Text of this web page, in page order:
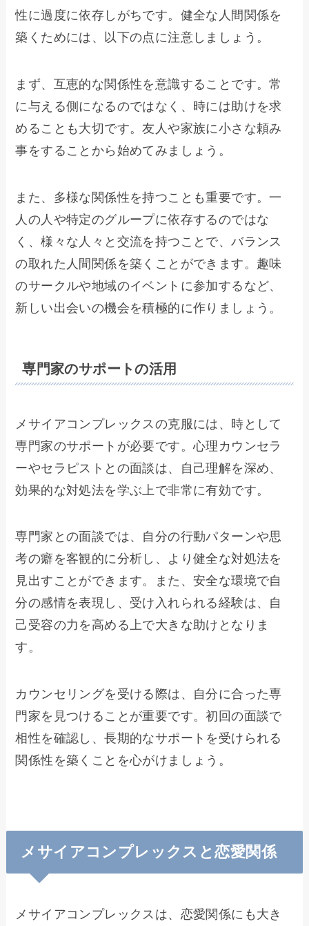
性に過度に依存しがちです。健全な人間関係を
築くためには、以下の点に注意しましょう。
まず、互恵的な関係性を意識することです。常
に与える側になるのではなく、時には助けを求
めることも大切です。友人や家族に小さな頼み
事をすることから始めてみましょう。
また、多様な関係性を持つことも重要です。一
人の人や特定のグループに依存するのではな
く、様々な人々と交流を持つことで、バランス
の取れた人間関係を築くことができます。趣味
のサークルや地域のイベントに参加するなど、
新しい出会いの機会を積極的に作りましょう。
専門家のサポートの活用
メサイアコンプレックスの克服には、時として
専門家のサポートが必要です。心理カウンセラ
ーやセラピストとの面談は、自己理解を深め、
効果的な対処法を学ぶ上で非常に有効です。
専門家との面談では、自分の行動パターンや思
考の癖を客観的に分析し、より健全な対処法を
見出すことができます。また、安全な環境で自
分の感情を表現し、受け入れられる経験は、自
己受容の力を高める上で大きな助けとなりま
す。
カウンセリングを受ける際は、自分に合った専
門家を見つけることが重要です。初回の面談で
相性を確認し、長期的なサポートを受けられる
関係性を築くことを心がけましょう。
メサイアコンプレックスと恋愛関係
メサイアコンプレックスは、恋愛関係にも大き